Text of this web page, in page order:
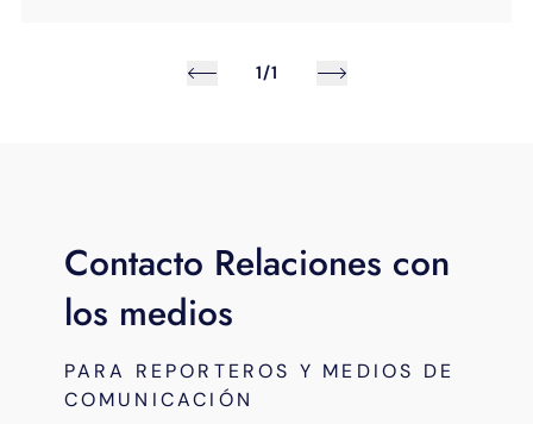
1/1
Contacto Relaciones con
los medios
PARA REPORTEROS Y MEDIOS DE
COMUNICACIÓN